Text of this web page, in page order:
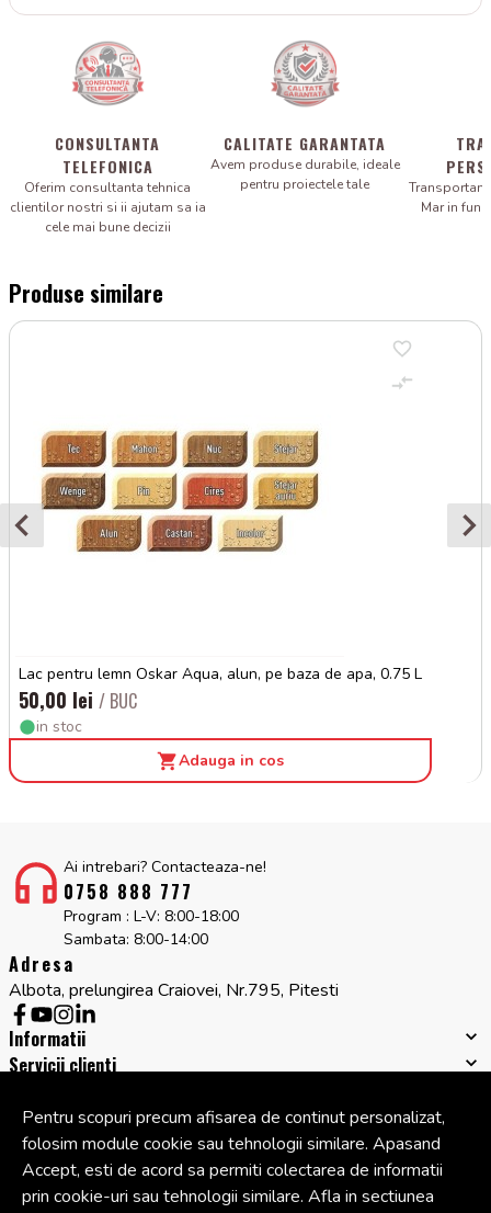
CONSULTANTA
TELEFONICA
Oferim consultanta tehnica
clientilor nostri si ii ajutam sa ia
cele mai bune decizii
CALITATE GARANTATA
Avem produse durabile, ideale
pentru proiectele tale
Mar in
Produse similare
Lac pentru lemn Oskar Aqua, alun, pe baza de apa, 0.75 L
50,00 lei / BUC
in stoc
Adauga in cos
Ai intrebari? Contacteaza-ne!
0758 888 777
Program : L-V: 8:00-18:00
Sambata: 8:00-14:00
Adresa
Albota, prelungirea Craiovei, Nr.795, Pitesti
Informatii
Servicii clienti
Cont
© Copyright 2026 Cipcos Mar. Toate drepturile rezervate.
Pentru scopuri precum afisarea de continut personalizat,
folosim module cookie sau tehnologii similare. Apasand
Accept, esti de acord sa permiti colectarea de informatii
prin cookie-uri sau tehnologii similare. Afla in sectiunea